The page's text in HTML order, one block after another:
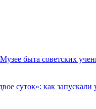
быта советских
суток»: как